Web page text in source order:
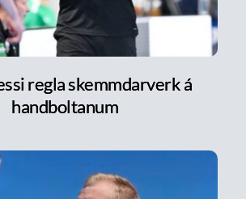
regla skemmdarverk á
handboltanum